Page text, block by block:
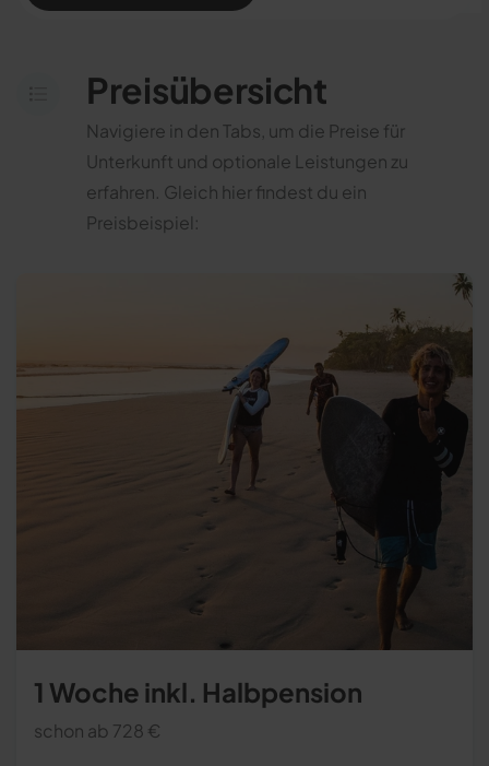
Preisübersicht
Navigiere in den Tabs, um die Preise für
Unterkunft und optionale Leistungen zu
erfahren. Gleich hier findest du ein
Preisbeispiel:
1 Woche inkl. Halbpension
schon ab 728 €